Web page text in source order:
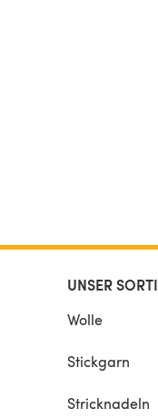
UNSER
Wolle
Stickgarn
Stricknadeln